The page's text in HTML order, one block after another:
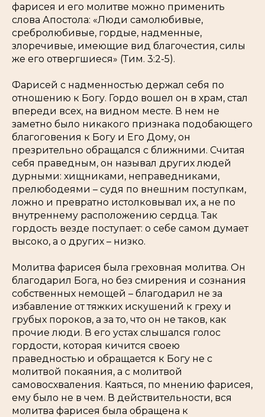
фарисея и его молитве можно применить
слова Апостола: «Люди самолюбивые,
сребролюбивые, гордые, надменные,
злоречивые, имеющие вид благочестия, силы
же его отвергшиеся» (Тим. 3:2-5).
Фарисей с надменностью держал себя по
отношению к Богу. Гордо вошел он в храм, стал
впереди всех, на видном месте. В нем не
заметно было никакого признака подобающего
благоговения к Богу и Его Дому, он
презрительно обращался с ближними. Считая
себя праведным, он называл других людей
дурными: хищниками, неправедниками,
прелюбодеями – судя по внешним поступкам,
ложно и превратно истолковывал их, а не по
внутреннему расположению сердца. Так
гордость везде поступает: о себе самом думает
высоко, а о других – низко.
Молитва фарисея была греховная молитва. Он
благодарил Бога, но без смирения и сознания
собственных немощей – благодарил не за
избавление от тяжких искушений к греху и
грубых пороков, а за то, что он не таков, как
прочие люди. В его устах слышался голос
гордости, которая кичится своею
праведностью и обращается к Богу не с
молитвой покаяния, а с молитвой
самовосхваления. Каяться, по мнению фарисея,
ему было не в чем. В действительности, вся
молитва фарисея была обращена к